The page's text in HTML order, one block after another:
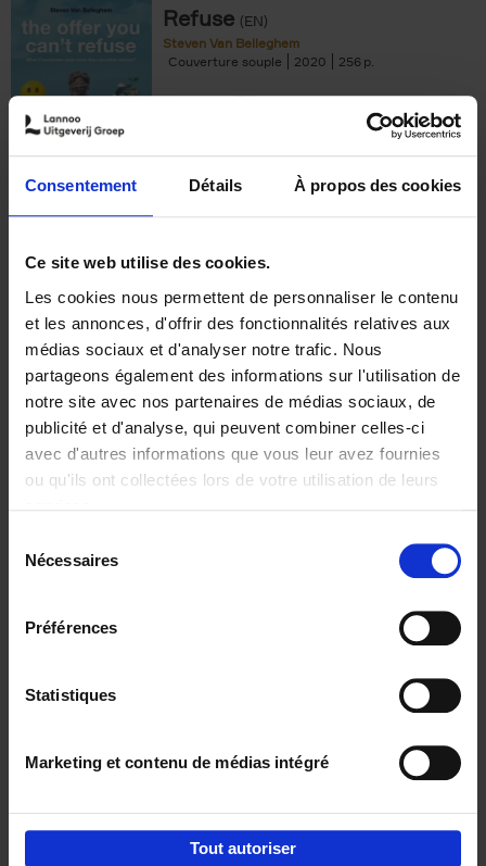
Consentement Détails À propos des cookies
Ce site web utilise des cookies.
Les cookies nous permettent de personnaliser le contenu
et les annonces, d'offrir des fonctionnalités relatives aux
médias sociaux et d'analyser notre trafic. Nous
partageons également des informations sur l'utilisation de
notre site avec nos partenaires de médias sociaux, de
publicité et d'analyse, qui peuvent combiner celles-ci
avec d'autres informations que vous leur avez fournies
ou qu'ils ont collectées lors de votre utilisation de leurs
Nécessaires
Préférences
Statistiques
Marketing et contenu de médias intégré
Tout autoriser
Refuse (EN)
Steven Van Belleghem
Couverture souple
2020 256
€37,50
Building Bonds = Building
Business
Jochen Roef Jozefien De Feyter
Carolien Boom
Couverture souple
2025 200
€29,99
Digital marketing like a PRO -
completely revised edition (EN)